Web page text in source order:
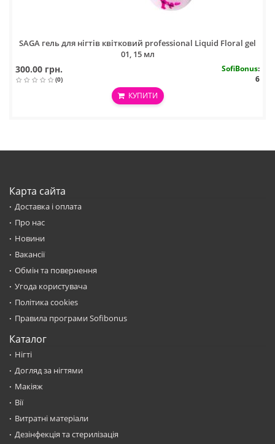
SAGA гель для нігтів квітковий professional Liquid Floral gel
01, 15 мл
300.00 грн.
(0)
SofiBonus:
6
КУПИТИ
Карта сайта
Доставка і оплата
Про нас
Новини
Вакансії
Обмін та повернення
Угода користувача
Політика cookies
Правила програми Sofibonus
Каталог
Нігті
Догляд за нігтями
Макіяж
Вії
Витратні матеріали
Дезінфекція та стерилізація